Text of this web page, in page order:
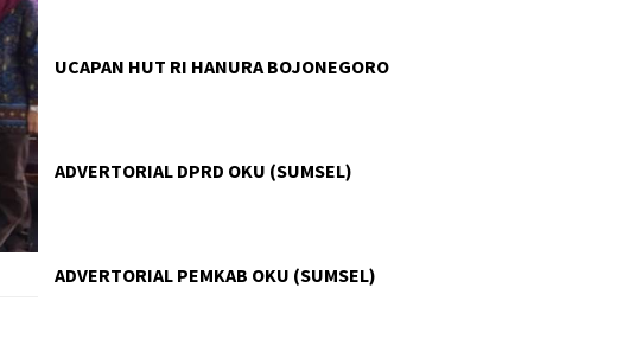
UCAPAN HUT RI HANURA BOJONEGORO
ADVERTORIAL DPRD OKU (SUMSEL)
ADVERTORIAL PEMKAB OKU (SUMSEL)